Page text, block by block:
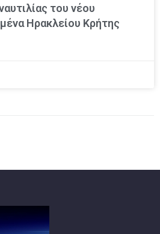
του νέου
Ηρακλείου Κρήτης